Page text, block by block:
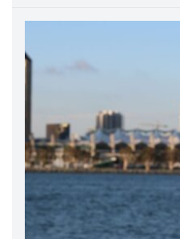
professionali